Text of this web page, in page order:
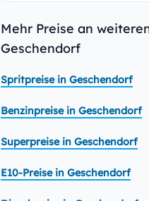
Mehr Preise an
Geschendorf
Spritpreise in Geschendorf
Benzinpreise in Geschendorf
Superpreise in Geschendorf
E10-Preise in Geschendorf